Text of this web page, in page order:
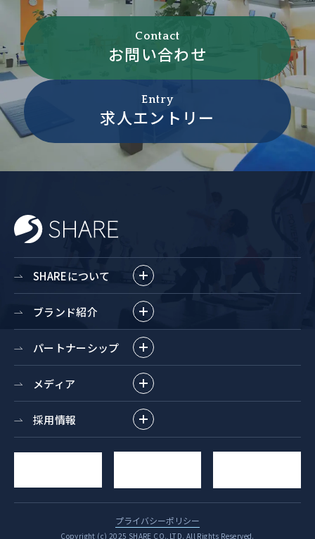
Contact
お問い合わせ
Entry
求人エントリー
SHAREについて
ブランド紹介
パートナーシップ
メディア
採用情報
プライバシーポリシー
Copyright (c) 2025 SHARE CO.,LTD. All Rights Reserved.